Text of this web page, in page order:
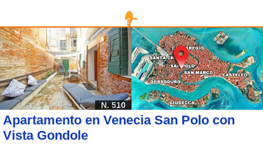
N. 510
Apartamento en Venecia San Polo con
Vista Gondole